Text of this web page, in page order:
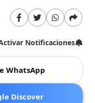
Notificaciones
WhatsApp
Discover